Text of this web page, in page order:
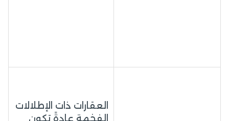
العقارات ذات الإطلالات
الفخمة عادةً تكون